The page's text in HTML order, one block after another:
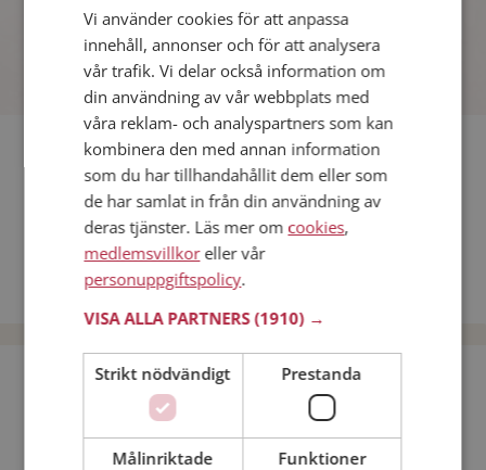
Fler singlar
Fler singelkvinnor från Gotland:Erica,Gertrud,Marre
Män från Gotland
Dejta kvinnor i Sverige
Dejta män i Sverige
Bli medlem utan kostnad!
Jag är en: Man Kvinna
Vi använder cookies för att anpassa
innehåll, annonser och för att analysera
vår trafik. Vi delar också information om
din användning av vår webbplats med
våra reklam- och analyspartners som kan
kombinera den med annan information
som du har tillhandahållit dem eller som
de har samlat in från din användning av
deras tjänster. Läs mer om cookies,
medlemsvillkoreller vår
personuppgiftspolicy.
VISA ALLA PARTNERS(1910) →
Strikt nödvändigt Prestanda
Målinriktade Funktioner